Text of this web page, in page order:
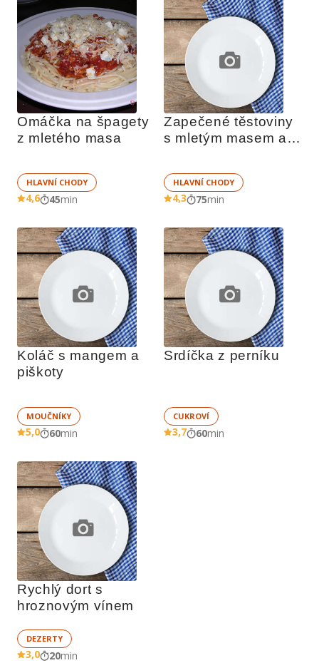
Omáčka na špagety
z mletého masa
HLAVNÍ CHODY
4,6 45min
Zapečené těstoviny
s mletým masem a
HLAVNÍ CHODY
4,3 75min
Koláč s mangem a
piškoty
MOUČNÍKY
5,0 60min
Srdíčka z perníku
CUKROVÍ
3,7 60min
Rychlý dort s
hroznovým vínem
DEZERTY
3,0 20min